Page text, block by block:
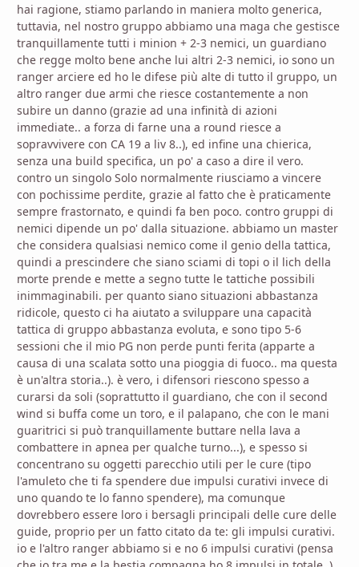
hai ragione, stiamo parlando in maniera molto generica,
tuttavia, nel nostro gruppo abbiamo una maga che gestisce
tranquillamente tutti i minion + 2-3 nemici, un guardiano
che regge molto bene anche lui altri 2-3 nemici, io sono un
ranger arciere ed ho le difese più alte di tutto il gruppo, un
altro ranger due armi che riesce costantemente a non
subire un danno (grazie ad una infinità di azioni
immediate.. a forza di farne una a round riesce a
sopravvivere con CA 19 a liv 8..), ed infine una chierica,
senza una build specifica, un po' a caso a dire il vero.
contro un singolo Solo normalmente riusciamo a vincere
con pochissime perdite, grazie al fatto che è praticamente
sempre frastornato, e quindi fa ben poco. contro gruppi di
nemici dipende un po' dalla situazione. abbiamo un master
che considera qualsiasi nemico come il genio della tattica,
quindi a prescindere che siano sciami di topi o il lich della
morte prende e mette a segno tutte le tattiche possibili
inimmaginabili. per quanto siano situazioni abbastanza
ridicole, questo ci ha aiutato a sviluppare una capacità
tattica di gruppo abbastanza evoluta, e sono tipo 5-6
sessioni che il mio PG non perde punti ferita (apparte a
causa di una scalata sotto una pioggia di fuoco.. ma questa
è un'altra storia..). è vero, i difensori riescono spesso a
curarsi da soli (soprattutto il guardiano, che con il second
wind si buffa come un toro, e il palapano, che con le mani
guaritrici si può tranquillamente buttare nella lava a
combattere in apnea per qualche turno...), e spesso si
concentrano su oggetti parecchio utili per le cure (tipo
l'amuleto che ti fa spendere due impulsi curativi invece di
uno quando te lo fanno spendere), ma comunque
dovrebbero essere loro i bersagli principali delle cure delle
guide, proprio per un fatto citato da te: gli impulsi curativi.
io e l'altro ranger abbiamo si e no 6 impulsi curativi (pensa